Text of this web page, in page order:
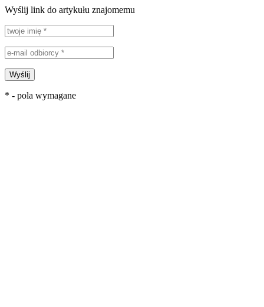
Wyślij link do artykułu znajomemu
Wyślij
* - pola wymagane